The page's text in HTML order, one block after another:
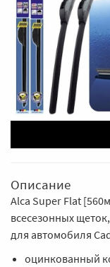
Описание
Alca Super Flat
всесезонных
для автомобиля
оцинкованный